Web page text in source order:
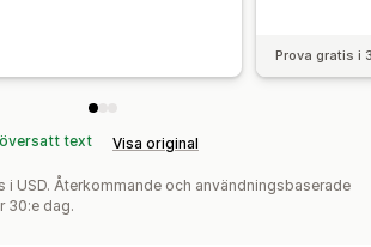
Prova gratis i
text Visa original
i USD. Återkommande och användningsbaserade
30:e dag.